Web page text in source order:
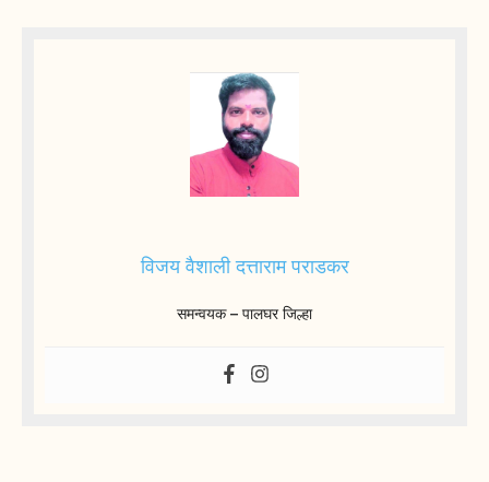
विजय वैशाली दत्ताराम पराडकर
समन्वयक – पालघर जिल्हा